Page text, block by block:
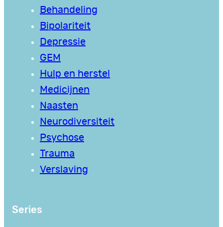
Behandeling
Bipolariteit
Depressie
GEM
Hulp en herstel
Medicijnen
Naasten
Neurodiversiteit
Psychose
Trauma
Verslaving
Series